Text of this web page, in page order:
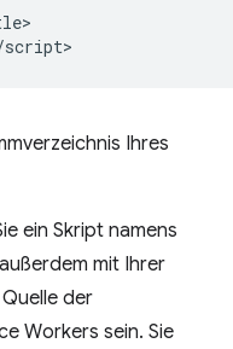
Ihres
ein Skript namens
mit Ihrer
der
Workers sein. Sie